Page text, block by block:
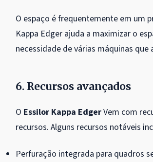
O espaço é frequentemente em um
Kappa Edger ajuda a maximizar o
necessidade de várias máquinas
6. Recursos avançados
O Essilor Kappa EdgerVem com
recursos. Alguns recursos notáveis
Perfuração integrada para quadros